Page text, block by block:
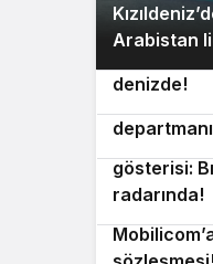
Arabistan
Litvanya
adım:
denizde!
Hindistan
4
gösterisi:
radarında!
5
İsrail’den
için kritik
6